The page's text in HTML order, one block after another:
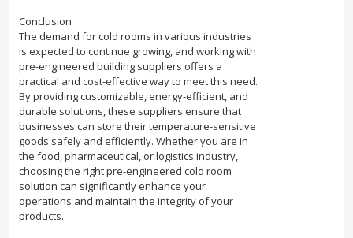
Conclusion
The demand for cold rooms in various industries
is expected to continue growing, and working with
pre-engineered building suppliers offers a
practical and cost-effective way to meet this need.
By providing customizable, energy-efficient, and
durable solutions, these suppliers ensure that
businesses can store their temperature-sensitive
goods safely and efficiently. Whether you are in
the food, pharmaceutical, or logistics industry,
choosing the right pre-engineered cold room
solution can significantly enhance your
operations and maintain the integrity of your
products.